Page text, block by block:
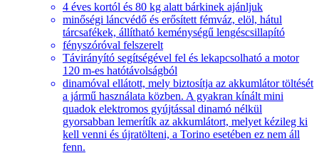
4 éves kortól és 80 kg alatt bárkinek ajánljuk
minőségi láncvédő és erősített fémváz, elöl, hátul
tárcsafékek, állítható keménységű lengéscsillapító
fényszóróval felszerelt
Távirányító segítségével fel és lekapcsolható a motor
120 m-es hatótávolságból
dinamóval ellátott, mely biztosítja az akkumlátor töltését
a jármű használata közben. A gyakran kínált mini
quadok elektromos gyújtással dinamó nélkül
gyorsabban lemerítík az akkumlátort, melyet kézileg ki
kell venni és újratölteni, a Torino esetében ez nem áll
fenn.